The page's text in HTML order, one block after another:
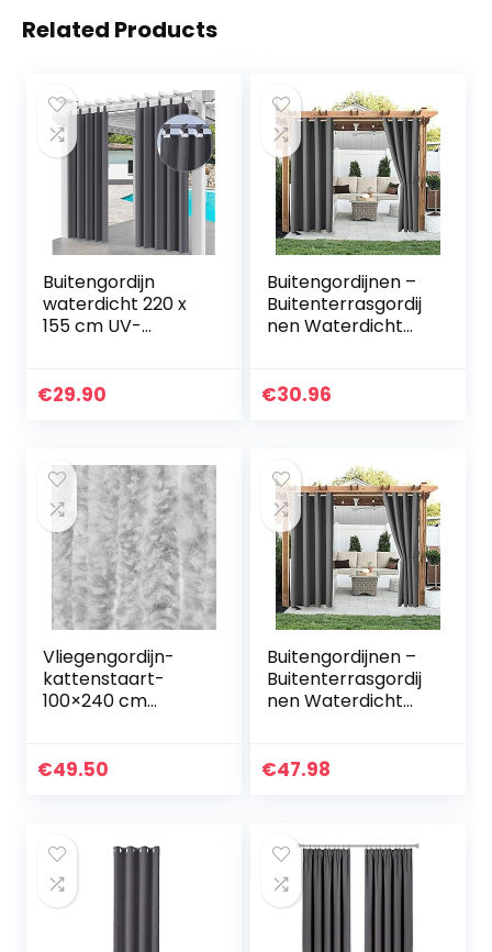
Related Products
Buitengordijn
waterdicht 220 x
155 cm UV-
en winddicht
€29.90
Buitengordijnen –
Buitenterrasgordij
nen Waterdicht
Thermische
€30.96
Vliegengordijn-
kattenstaart-
100×240 cm
€49.50
Buitengordijnen –
Buitenterrasgordij
nen Waterdicht
Thermische
€47.98